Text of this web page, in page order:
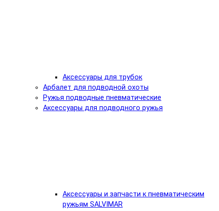
Аксессуары для трубок
Арбалет для подводной охоты
Ружья подводные пневматические
Аксессуары для подводного ружья
Аксессуары и запчасти к пневматическим
ружьям SALVIMAR